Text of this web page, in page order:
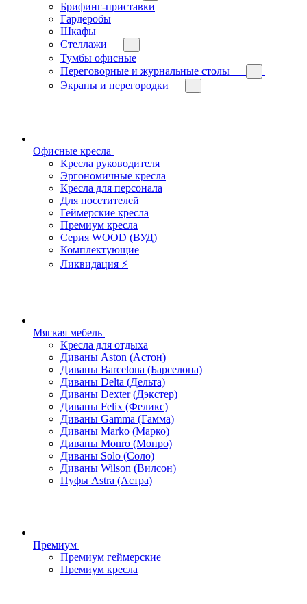
Брифинг-приставки
Гардеробы
Шкафы
Стеллажи
Тумбы офисные
Переговорные и журнальные столы
Экраны и перегородки
Офисные кресла
Кресла руководителя
Эргономичные кресла
Кресла для персонала
Для посетителей
Геймерские кресла
Премиум кресла
Серия WOOD (ВУД)
Комплектующие
Ликвидация ⚡
Мягкая мебель
Кресла для отдыха
Диваны Aston (Астон)
Диваны Barcelona (Барселона)
Диваны Delta (Дельта)
Диваны Dexter (Дэкстер)
Диваны Felix (Феликс)
Диваны Gamma (Гамма)
Диваны Marko (Марко)
Диваны Monro (Монро)
Диваны Solo (Соло)
Диваны Wilson (Вилсон)
Пуфы Astra (Астра)
Премиум
Премиум геймерские
Премиум кресла